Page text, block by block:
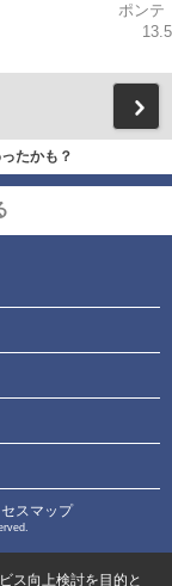
ポン
たかも？
セスマップ
ス向上検討を目的と